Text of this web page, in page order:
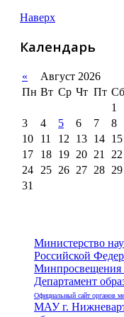
Наверх
Календарь
« Август 2026
Пн Вт Ср Чт Пт Сб
1
3
4 5 6 7 8
10
11 12 13 14 15
17
18 19 20 21 22
24
25 26 27 28 29
31
Министерство
Российской
Минпросвещения
Департамент
Официальный сайт органов
МАУ г.